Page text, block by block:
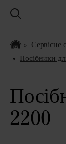
Сервісне
Посібники
2200